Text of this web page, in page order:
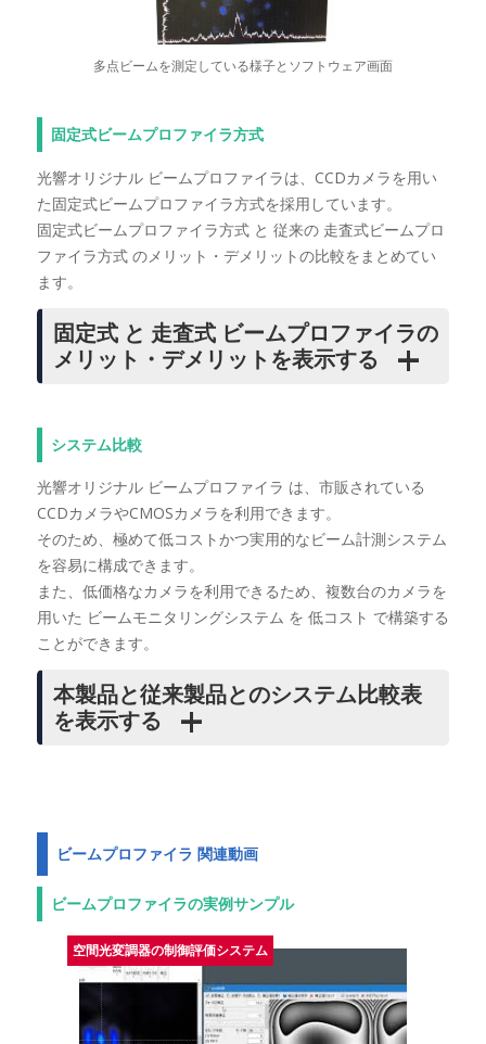
多点ビームを測定している様子とソフトウェア画面
固定式ビームプロファイラ方式
光響オリジナル ビームプロファイラは、CCDカメラを用い
た固定式ビームプロファイラ方式を採用しています。
固定式ビームプロファイラ方式 と 従来の 走査式ビームプロ
ファイラ方式 のメリット・デメリットの比較をまとめてい
ます。
固定式 と 走査式 ビームプロファイラの
メリット・デメリットを表示する
システム比較
光響オリジナル ビームプロファイラ は、市販されている
CCDカメラやCMOSカメラを利用できます。
そのため、極めて低コストかつ実用的なビーム計測システム
を容易に構成できます。
また、低価格なカメラを利用できるため、複数台のカメラを
用いた ビームモニタリングシステム を 低コスト で構築する
ことができます。
本製品と従来製品とのシステム比較表
を表示する
ビームプロファイラ 関連動画
ビームプロファイラの実例サンプル
空間光変調器の制御評価システム